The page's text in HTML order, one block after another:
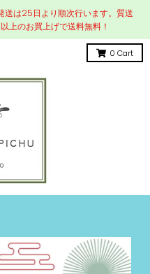
送は25日より順次行います。質送
上のお買上げで送料無料！
0 Cart